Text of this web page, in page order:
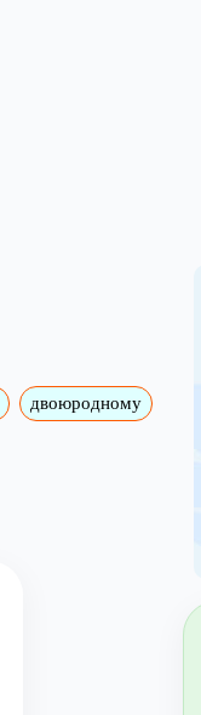
двоюродному